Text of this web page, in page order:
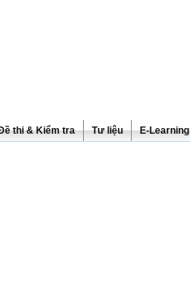
thi & Kiểm tra Tư liệu E-Learning